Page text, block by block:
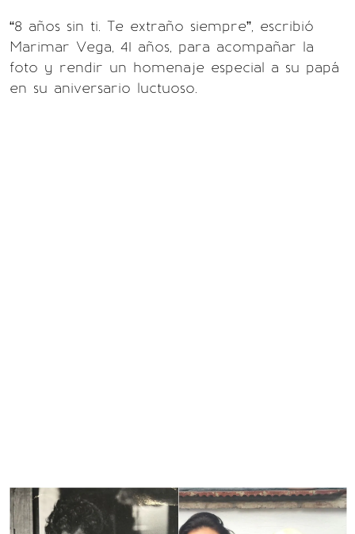
“8 años sin ti. Te extraño siempre”, escribió
Marimar Vega, 41 años, para acompañar la
foto y rendir un homenaje especial a su papá
en su aniversario luctuoso.